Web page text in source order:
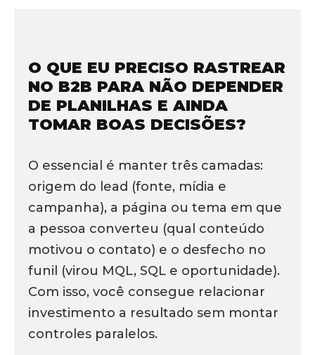
O QUE EU PRECISO RASTREAR
NO B2B PARA NÃO DEPENDER
DE PLANILHAS E AINDA
TOMAR BOAS DECISÕES?
O essencial é manter três camadas:
origem do lead (fonte, mídia e
campanha), a página ou tema em que
a pessoa converteu (qual conteúdo
motivou o contato) e o desfecho no
funil (virou MQL, SQL e oportunidade).
Com isso, você consegue relacionar
investimento a resultado sem montar
controles paralelos.